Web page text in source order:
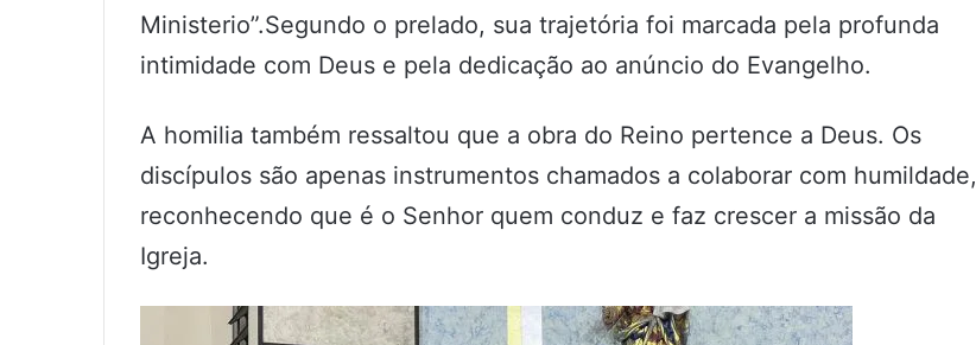
Ministerio”.Segundo o prelado, sua trajetória foi marcada pela profunda
intimidade com Deus e pela dedicação ao anúncio do Evangelho.
A homilia também ressaltou que a obra do Reino pertence a Deus. Os
discípulos são apenas instrumentos chamados a colaborar com humildade,
reconhecendo que é o Senhor quem conduz e faz crescer a missão da
Igreja.